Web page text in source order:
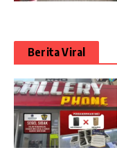
Berita Viral